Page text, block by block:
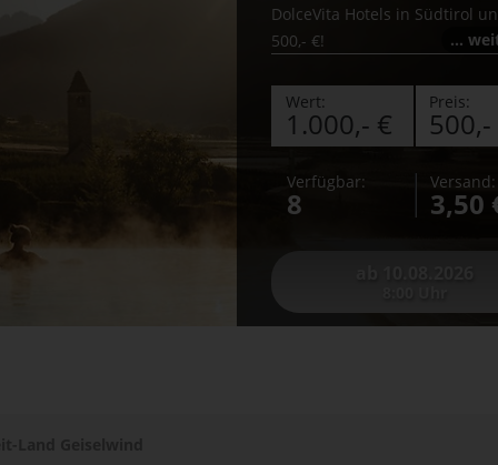
DolceVita Hotels in Südtirol
500,- €!
…
Wert:
1.000,- €
Preis:
500,-
Verfügbar:
8
Versand:
3,50